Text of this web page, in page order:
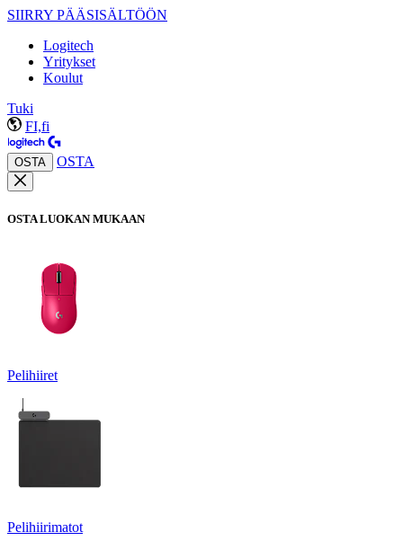
SIIRRY PÄÄSISÄLTÖÖN
Logitech
Yritykset
Koulut
Tuki
FI,fi
OSTA OSTA
OSTA LUOKAN MUKAAN
Pelihiiret
Pelihiirimatot